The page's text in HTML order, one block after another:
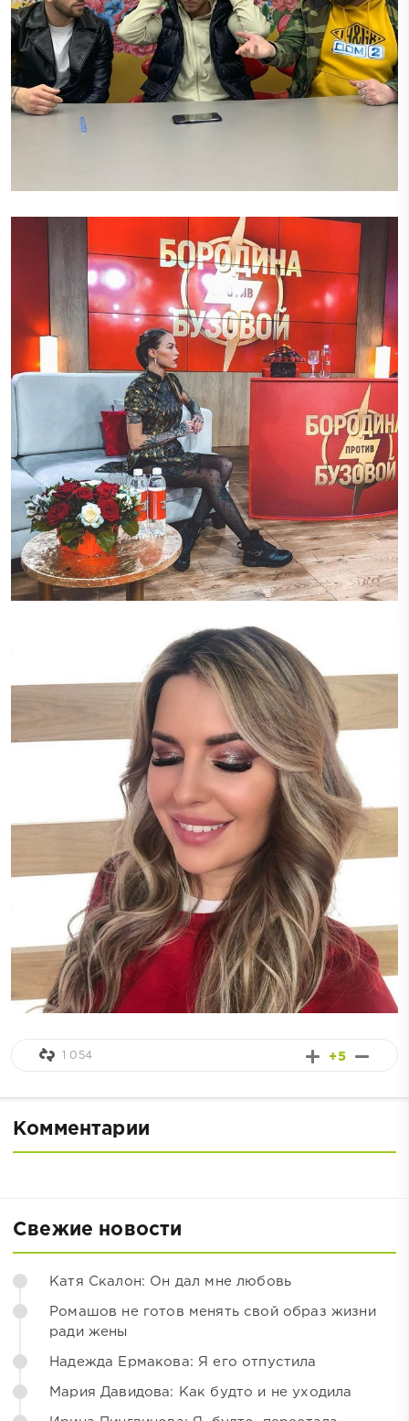
+5
1 054
Комментарии
Свежие новости
Катя Скалон: Он дал мне любовь
Ромашов не готов менять свой образ жизни
ради жены
Надежда Ермакова: Я его отпустила
Мария Давидова: Как будто и не уходила